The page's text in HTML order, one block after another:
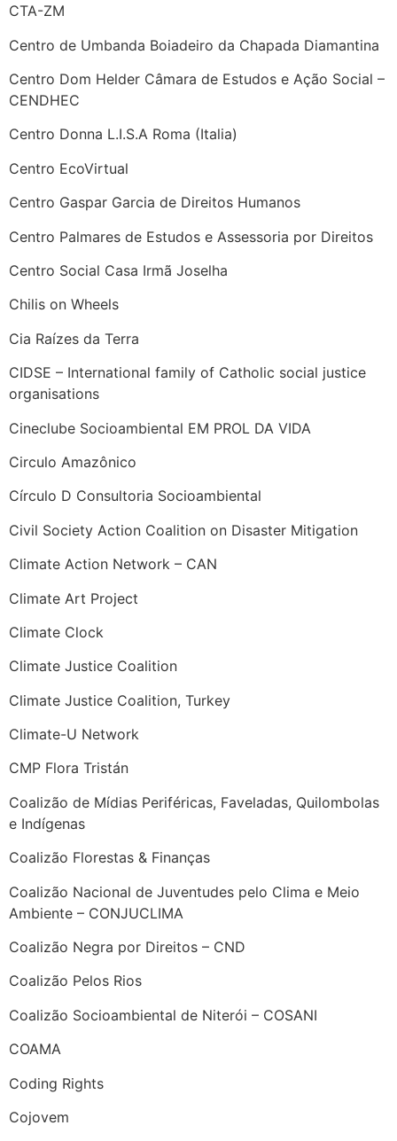
CTA-ZM
Centro de Umbanda Boiadeiro da Chapada Diamantina
Centro Dom Helder Câmara de Estudos e Ação Social –
CENDHEC
Centro Donna L.I.S.A Roma (Italia)
Centro EcoVirtual
Centro Gaspar Garcia de Direitos Humanos
Centro Palmares de Estudos e Assessoria por Direitos
Centro Social Casa Irmã Joselha
Chilis on Wheels
Cia Raízes da Terra
CIDSE – International family of Catholic social justice
organisations
Cineclube Socioambiental EM PROL DA VIDA
Circulo Amazônico
Círculo D Consultoria Socioambiental
Civil Society Action Coalition on Disaster Mitigation
Climate Action Network – CAN
Climate Art Project
Climate Clock
Climate Justice Coalition
Climate Justice Coalition, Turkey
Climate-U Network
CMP Flora Tristán
Coalizão de Mídias Periféricas, Faveladas, Quilombolas
e Indígenas
Coalizão Florestas & Finanças
Coalizão Nacional de Juventudes pelo Clima e Meio
Ambiente – CONJUCLIMA
Coalizão Negra por Direitos – CND
Coalizão Pelos Rios
Coalizão Socioambiental de Niterói – COSANI
COAMA
Coding Rights
Cojovem